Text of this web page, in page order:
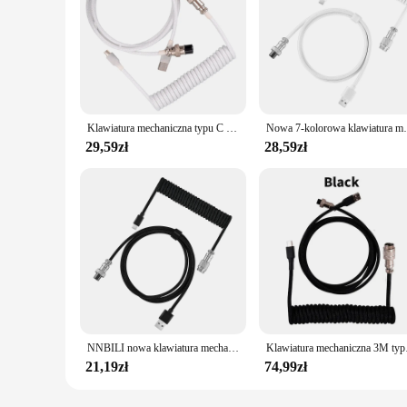
Klawiatura mechaniczna typu C kabel spiralny przewód klawiatury USB klawiatura mechaniczna Aviator komputer stacjonarny złącze lotnicze
29,59zł
Nowa 7-kolorowa klawiatura
28,59zł
NNBILI nowa klawiatura mechaniczna Usb C klawiatura kabel spiralny przewód mechaniczna klawiatura Aviator komputer stacjonarny złącze lotnicze
21,19zł
Klawiatura
74,99zł